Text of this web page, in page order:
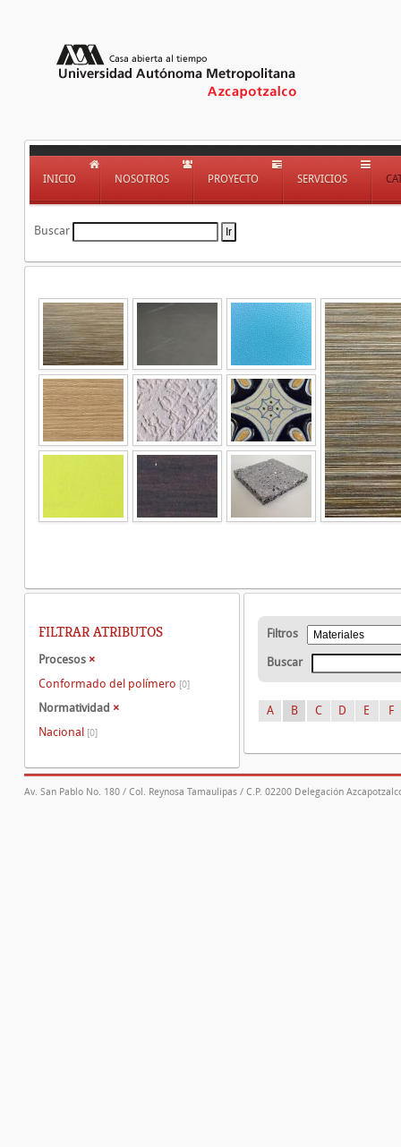
INICIO NOSOTROS PROYECTO SERVICIOS
Buscar
Filtros
Buscar
A B C D E F
FILTRAR ATRIBUTOS
Procesos ×
Conformado del polímero [0]
Normatividad ×
Nacional [0]
Av. San Pablo No. 180 / Col. Reynosa Tamaulipas / C.P. 02200 Delegación